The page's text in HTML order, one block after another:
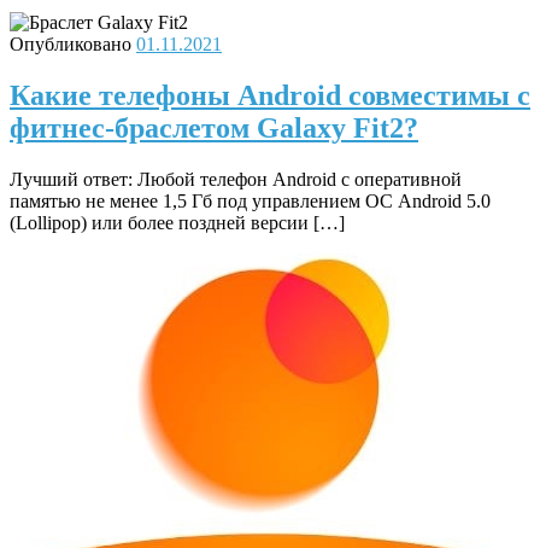
Опубликовано 01.11.2021
Какие телефоны Android совместимы с
фитнес-браслетом Galaxy Fit2?
Лучший ответ: Любой телефон Android с оперативной
памятью не менее 1,5 Гб под управлением ОС Android 5.0
(Lollipop) или более поздней версии […]